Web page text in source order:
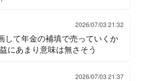
2026/07/03 21:32
して年金の補填で売っていくか
にあまり意味は無さそう
2026/07/03 21:37